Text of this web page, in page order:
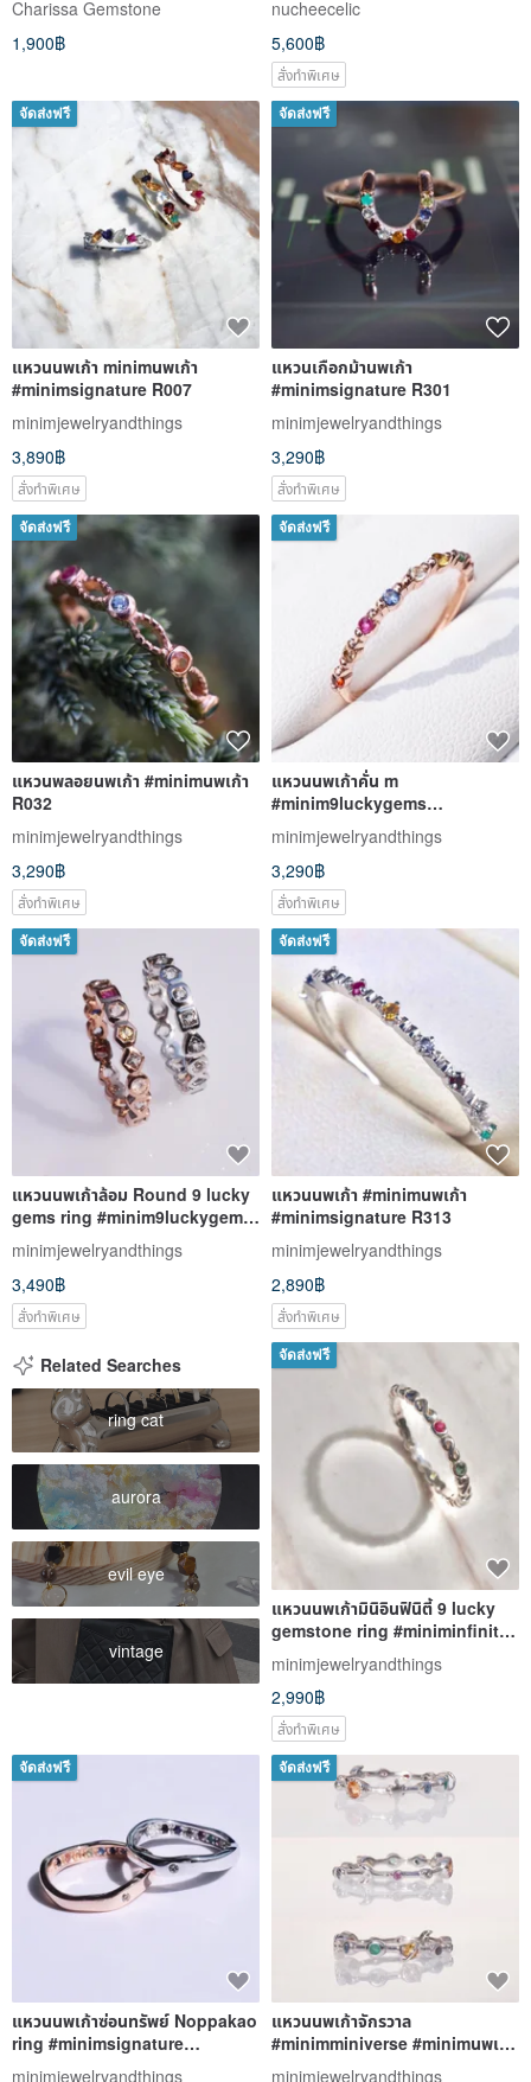
Charissa Gemstone
1,900฿
nucheecelic
5,600฿
สั่งทำพิเศษ
จัดส่งฟรี
แหวนนพเก้า minimนพเก้า
#minimsignature R007
minimjewelryandthings
3,890฿
สั่งทำพิเศษ
จัดส่งฟรี
แหวนเกือกม้านพเก้า
#minimsignature R301
minimjewelryandthings
3,290฿
สั่งทำพิเศษ
จัดส่งฟรี
แหวนพลอยนพเก้า #minimนพเก้า
R032
minimjewelryandthings
3,290฿
สั่งทำพิเศษ
จัดส่งฟรี
แหวนนพเก้าคั่น m
#minim9luckygems
#minimsignature R538
minimjewelryandthings
3,290฿
สั่งทำพิเศษ
จัดส่งฟรี
แหวนนพเก้าล้อม Round 9 lucky
gems ring #minim9luckygems
#minimsignature R562
minimjewelryandthings
3,490฿
สั่งทำพิเศษ
จัดส่งฟรี
แหวนนพเก้า #minimนพเก้า
#minimsignature R313
minimjewelryandthings
2,890฿
สั่งทำพิเศษ
Related Searches
ring cat
aurora
evil eye
vintage
จัดส่งฟรี
แหวนนพเก้ามินิอินฟินิตี้ 9 lucky
gemstone ring #miniminfinity
#minimนพเก้า R539
minimjewelryandthings
2,990฿
สั่งทำพิเศษ
จัดส่งฟรี
แหวนนพเก้าซ่อนทรัพย์ Noppakao
ring #minimsignature
#minimnineluckygems R532
minimjewelryandthings
จัดส่งฟรี
แหวนนพเก้าจักรวาล
#minimminiverse #minimนพเก้า
รหัส R555
minimjewelryandthings